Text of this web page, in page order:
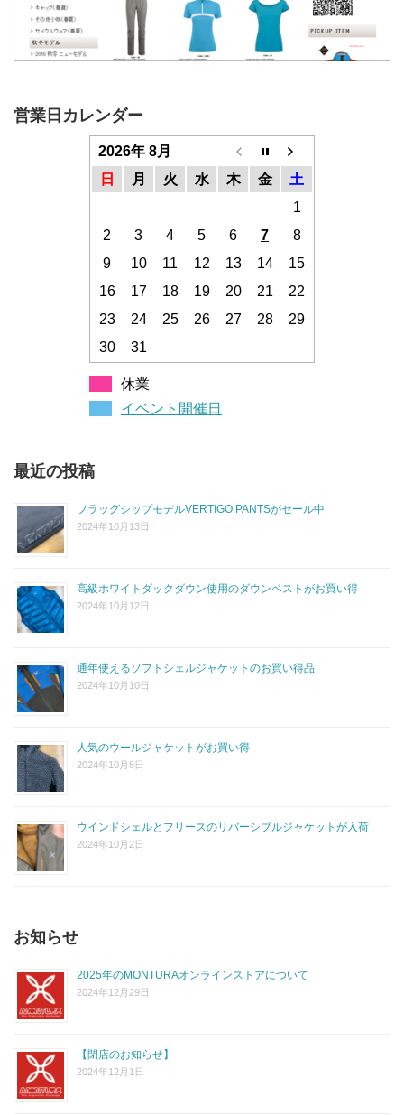
営業日カレンダー
2026年 8月
日
月 火 水 木 金
土
1
2
3 4 5 6 7
8
9
10 11 12 13 14
15
16
17 18 19 20 21
22
23
24 25 26 27 28
29
30
31
休業
イベント開催日
最近の投稿
フラッグシップモデルVERTIGO PANTSがセール中
2024年10月13日
高級ホワイトダックダウン使用のダウンベストがお買い得
2024年10月12日
通年使えるソフトシェルジャケットのお買い得品
2024年10月10日
人気のウールジャケットがお買い得
2024年10月8日
ウインドシェルとフリースのリバーシブルジャケットが入荷
2024年10月2日
お知らせ
2025年のMONTURAオンラインストアについて
2024年12月29日
【閉店のお知らせ】
2024年12月1日